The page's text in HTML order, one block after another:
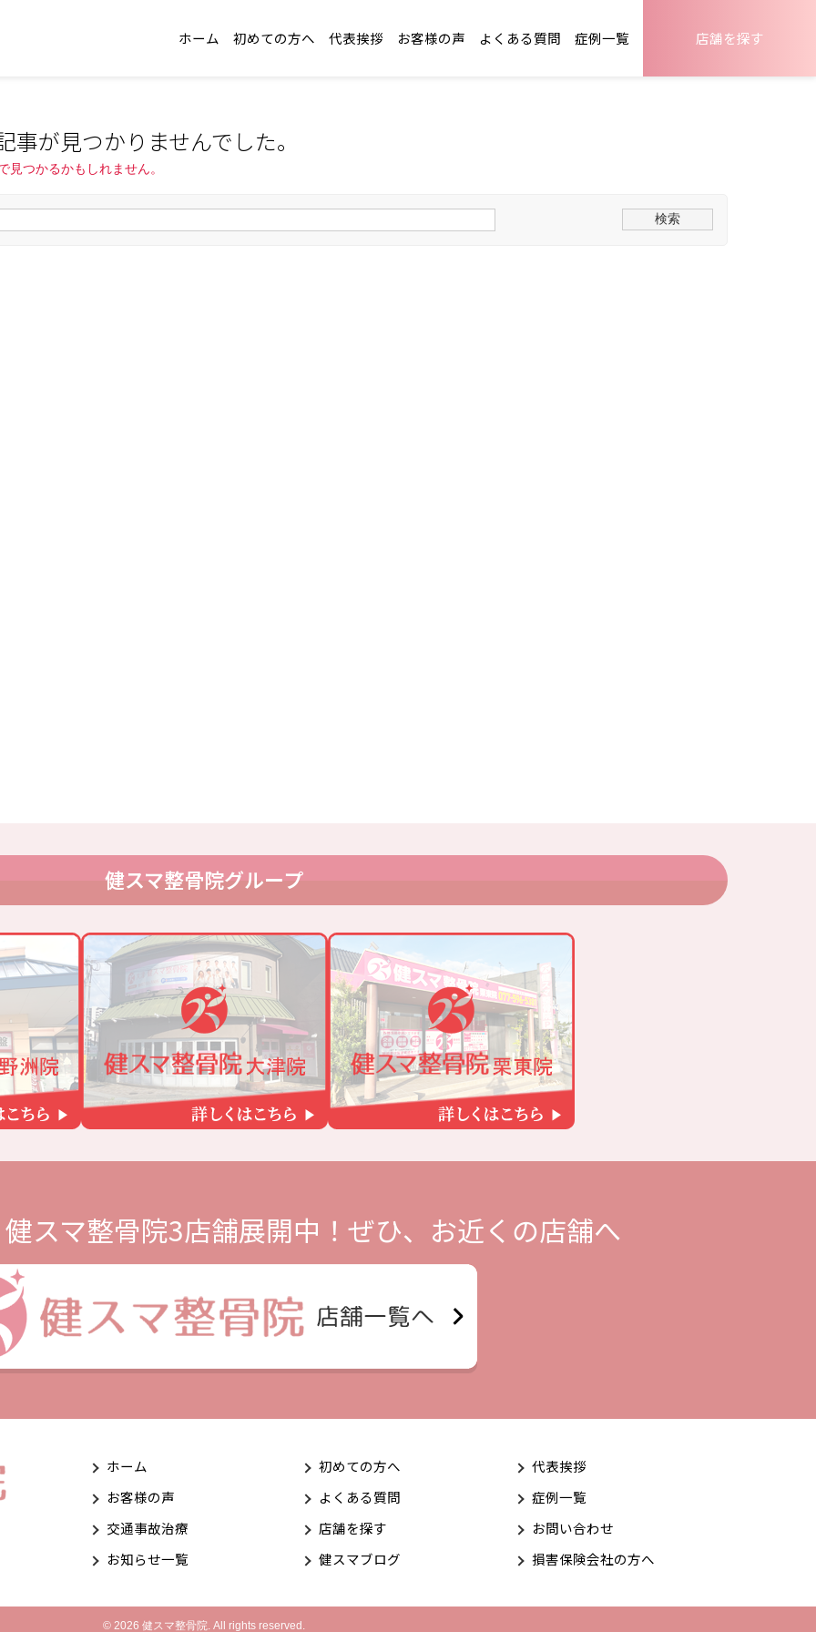
ホーム 初めての方へ 代表挨拶 お客様の声 よくある質問 症例一覧 店舗を探す
事が見つかりませんでした。
見つかるかもしれません。
健スマ整骨院グループ
健スマ整骨院3店舗展開中！ぜひ、お近くの店舗へ
ホーム 初めての方へ
代表挨拶
お客様の声
よくある質問
症例一覧
交通事故治療
店舗を探す
お問い合わせ
お知らせ一覧
健スマブログ 損害保険会社の方へ
© 2026 健スマ整骨院. All rights reserved.